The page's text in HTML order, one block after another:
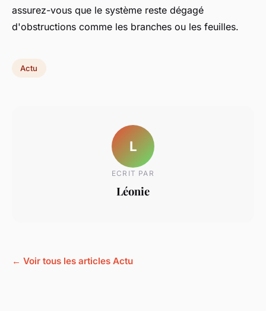
assurez-vous que le système reste dégagé
d'obstructions comme les branches ou les feuilles.
Actu
L
ECRIT PAR
Léonie
← Voir tous les articles Actu